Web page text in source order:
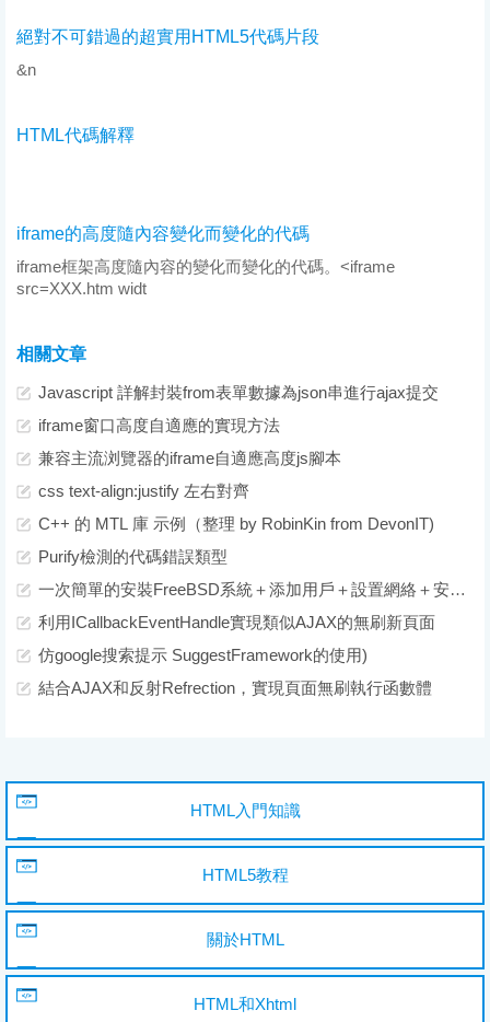
絕對不可錯過的超實用HTML5代碼片段
&n
HTML代碼解釋
iframe的高度隨內容變化而變化的代碼
iframe框架高度隨內容的變化而變化的代碼。<iframe
src=XXX.htm widt
相關文章
Javascript 詳解封裝from表單數據為json串進行ajax提交
iframe窗口高度自適應的實現方法
兼容主流浏覽器的iframe自適應高度js腳本
css text-align:justify 左右對齊
C++ 的 MTL 庫 示例（整理 by RobinKin from DevonIT)
Purify檢測的代碼錯誤類型
一次簡單的安裝FreeBSD系統＋添加用戶＋設置網絡＋安裝web服務＋mysql＋php
利用ICallbackEventHandle實現類似AJAX的無刷新頁面
仿google搜索提示 SuggestFramework的使用)
結合AJAX和反射Refrection，實現頁面無刷執行函數體
HTML入門知識
HTML5教程
關於HTML
HTML和Xhtml